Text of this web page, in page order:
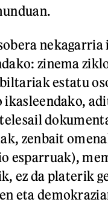
zinema
estatu
zenbait
esparruak),
ez da platerik
eta